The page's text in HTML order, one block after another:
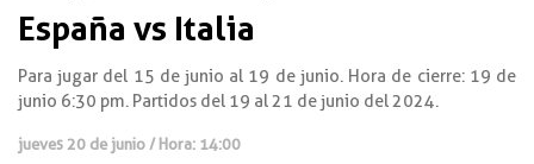
España vs Italia
Para jugar del 15 de junio al 19 de junio. Hora de cierre: 19 de
junio 6:30 pm. Partidos del 19 al 21 de junio del 2024.
jueves 20 de junio / Hora: 14:00